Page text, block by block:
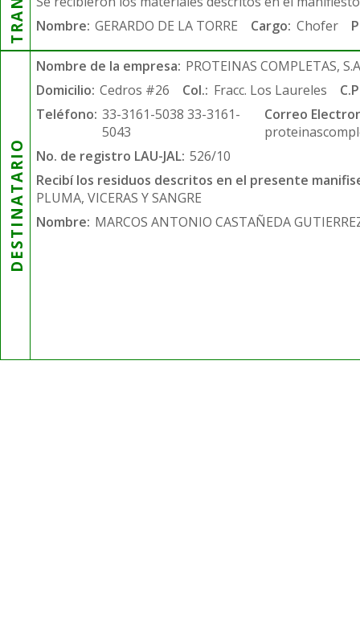
Nombre: GERARDO DE LA TORRE Cargo: Chofer
DESTINATARIO
Nombre de la empresa: PROTEINAS COMPLETAS,
Domicilio: Cedros #26 Col.: Fracc. Los Laureles
Teléfono: 33-3161-5038 33-3161-
5043
Correo
No. de registro LAU-JAL: 526/10
Recibí los residuos descritos en el presente
PLUMA, VICERAS Y SANGRE
Nombre: MARCOS ANTONIO CASTAÑEDA